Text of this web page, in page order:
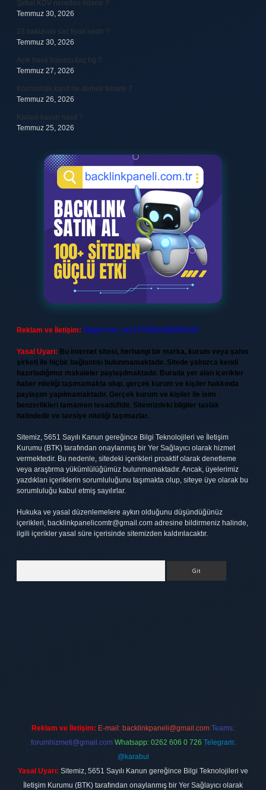
Şirket KDV nereden ödenir ?
Temmuz 30, 2026
23 baklavalı sac fiyatı nedir ?
Temmuz 30, 2026
Açık hava basıncı kaç hg ?
Temmuz 27, 2026
Kozmolojik kanıt ne demek felsefe ?
Temmuz 26, 2026
Kallavi kavun nasıl ?
Temmuz 25, 2026
Reklam ve İletişim: Skype: live:.cid.575569c608265c69
Yasal Uyarı: Bu internet sitesi, herhangi bir marka, kurum veya şahıs
şirketi ile hiçbir bağlantısı bulunmamaktadır. Sitede yalnızca kendi
hazırladığımız makaleler paylaşılmaktadır. Burada yer alan içerikler
haber niteliği taşımamakta olup, gerçek kurum ve kişiler hakkında
paylaşım yapılmamaktadır. Gerçek kurum ve kişiler ile isim
benzerlikleri tamamen tesadüfidir. Sitemizdeki bilgiler taslak
halindedir ve tavsiye niteliği taşımazlar.
Sitemiz, 5651 Sayılı Kanun gereğince Bilgi Teknolojileri ve İletişim
Kurumu (BTK) tarafından onaylanmış bir Yer Sağlayıcı olarak hizmet
vermektedir. Bu nedenle, sitedeki içerikleri proaktif olarak denetleme
veya araştırma yükümlülüğümüz bulunmamaktadır. Ancak, üyelerimiz
yazdıkları içeriklerin sorumluluğunu taşımakta olup, siteye üye olarak bu
sorumluluğu kabul etmiş sayılırlar.
Hukuka ve yasal düzenlemelere aykırı olduğunu düşündüğünüz
içerikleri, backlinkpanelicomtr@gmail.com adresine bildirmeniz halinde,
ilgili içerikler yasal süre içerisinde sitemizden kaldırılacaktır.
Reklam ve İletişim: E-mail: backlinkpaneli@gmail.com Teams:
forumhizmeti@gmail.com Whatsapp: 0262 606 0 726 Telegram:
@karabul
Yasal Uyarı: Sitemiz, 5651 Sayılı Kanun gereğince Bilgi Teknolojileri ve
İletişim Kurumu (BTK) tarafından onaylanmış bir Yer Sağlayıcı olarak